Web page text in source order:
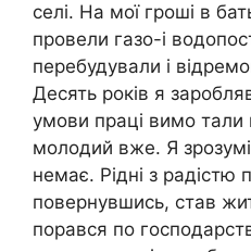
селі. На мої гроші в
провели газо-і
перебудували і
Десять років я
умови праці вимо
молодий вже. Я
немає. Рідні з радістю
повернувшись, став
порався по